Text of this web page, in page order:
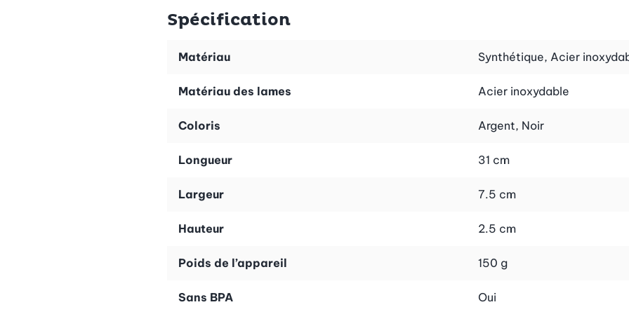
Spécification
Matériau Synthétique, Acier
Matériau des lames Acier inoxydable
Coloris Argent, Noir
Longueur 31 cm
Largeur 7.5 cm
Hauteur 2.5 cm
Poids de l’appareil 150 g
Sans BPA Oui